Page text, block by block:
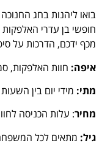
בואו ליהנות בחג
חופשי בן עדרי
מכף ידכם, הדרכות על
איפה: חוות האלפקות,
מתי: מידי יום בין השעות 09:00-16:30
מחיר: עלות הכניסה לחווה 30 ₪ (החל
גיל: מתאים לכל